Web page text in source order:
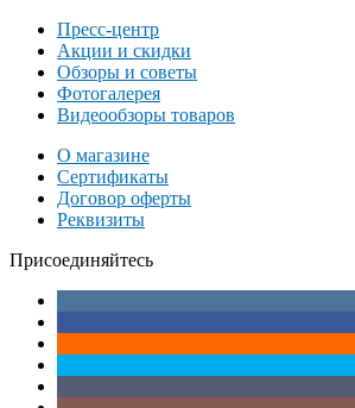
Пресс-центр
Акции и скидки
Обзоры и советы
Фотогалерея
Видеообзоры товаров
О магазине
Сертификаты
Договор оферты
Реквизиты
Присоединяйтесь